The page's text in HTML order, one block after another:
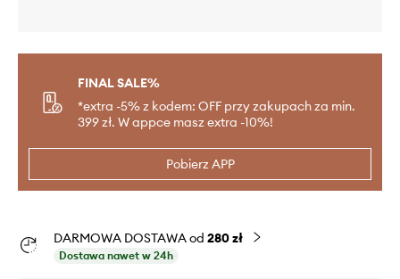
FINAL SALE%
*extra -5% z kodem: OFF przy zakupach za min.
399 zł. W appce masz extra -10%!
Pobierz APP
DARMOWA DOSTAWA od 280 zł
Dostawa nawet w 24h